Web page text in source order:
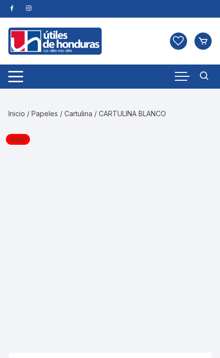
Skip
to
content
Inicio /Papeles /Cartulina / CARTULINA BLANCO
Sale!